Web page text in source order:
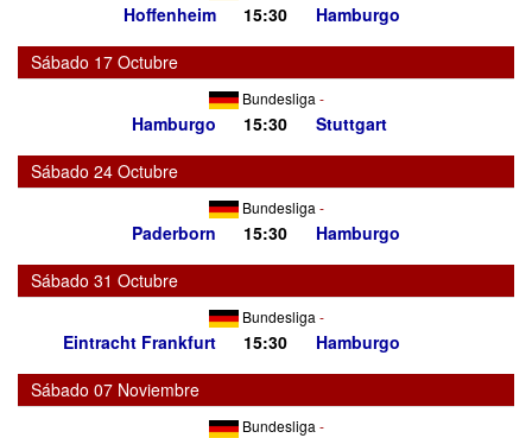
Hoffenheim 15:30
Hamburgo
Sábado 17 Octubre
Bundesliga -
Hamburgo 15:30
Stuttgart
Sábado 24 Octubre
Bundesliga -
Paderborn 15:30
Hamburgo
Sábado 31 Octubre
Bundesliga -
Eintracht Frankfurt 15:30
Hamburgo
Sábado 07 Noviembre
Bundesliga -